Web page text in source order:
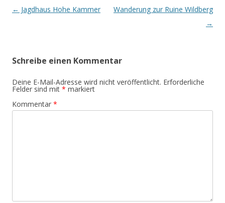
Beitrags-
← Jagdhaus Hohe Kammer
Wanderung zur Ruine Wildberg
→
Schreibe einen Kommentar
Deine E-Mail-Adresse wird nicht veröffentlicht. Erforderliche
Felder sind mit * markiert
Kommentar *